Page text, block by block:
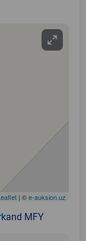
| ©e-auksion.uz
MFY